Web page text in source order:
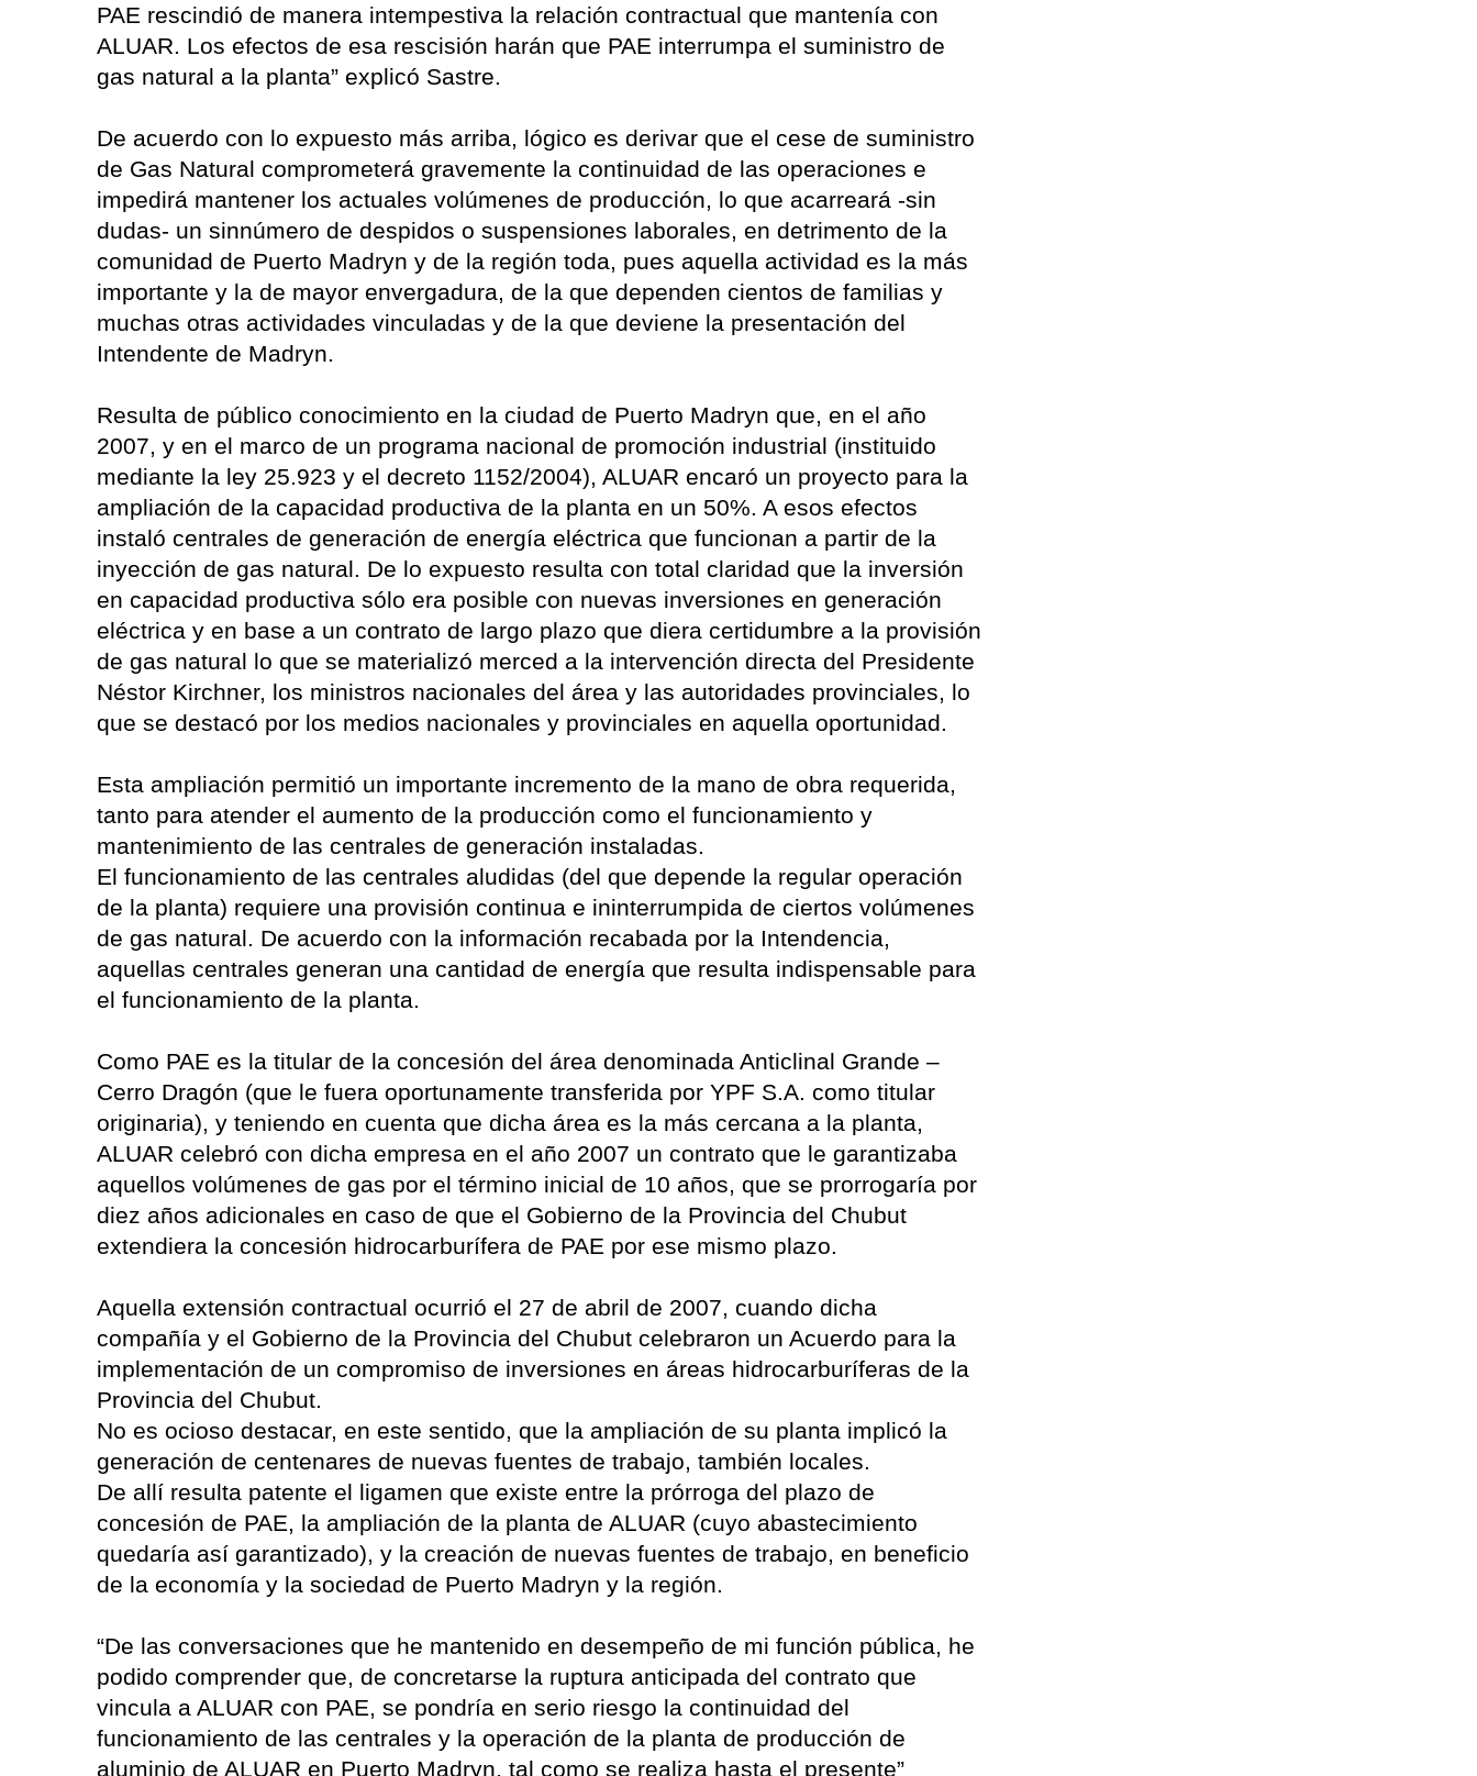
PAE rescindió de manera intempestiva la relación contractual que mantenía con
ALUAR. Los efectos de esa rescisión harán que PAE interrumpa el suministro de
gas natural a la planta” explicó Sastre.
De acuerdo con lo expuesto más arriba, lógico es derivar que el cese de suministro
de Gas Natural comprometerá gravemente la continuidad de las operaciones e
impedirá mantener los actuales volúmenes de producción, lo que acarreará -sin
dudas- un sinnúmero de despidos o suspensiones laborales, en detrimento de la
comunidad de Puerto Madryn y de la región toda, pues aquella actividad es la más
importante y la de mayor envergadura, de la que dependen cientos de familias y
muchas otras actividades vinculadas y de la que deviene la presentación del
Intendente de Madryn.
Resulta de público conocimiento en la ciudad de Puerto Madryn que, en el año
2007, y en el marco de un programa nacional de promoción industrial (instituido
mediante la ley 25.923 y el decreto 1152/2004), ALUAR encaró un proyecto para la
ampliación de la capacidad productiva de la planta en un 50%. A esos efectos
instaló centrales de generación de energía eléctrica que funcionan a partir de la
inyección de gas natural. De lo expuesto resulta con total claridad que la inversión
en capacidad productiva sólo era posible con nuevas inversiones en generación
eléctrica y en base a un contrato de largo plazo que diera certidumbre a la provisión
de gas natural lo que se materializó merced a la intervención directa del Presidente
Néstor Kirchner, los ministros nacionales del área y las autoridades provinciales, lo
que se destacó por los medios nacionales y provinciales en aquella oportunidad.
Esta ampliación permitió un importante incremento de la mano de obra requerida,
tanto para atender el aumento de la producción como el funcionamiento y
mantenimiento de las centrales de generación instaladas.
El funcionamiento de las centrales aludidas (del que depende la regular operación
de la planta) requiere una provisión continua e ininterrumpida de ciertos volúmenes
de gas natural. De acuerdo con la información recabada por la Intendencia,
aquellas centrales generan una cantidad de energía que resulta indispensable para
el funcionamiento de la planta.
Como PAE es la titular de la concesión del área denominada Anticlinal Grande –
Cerro Dragón (que le fuera oportunamente transferida por YPF S.A. como titular
originaria), y teniendo en cuenta que dicha área es la más cercana a la planta,
ALUAR celebró con dicha empresa en el año 2007 un contrato que le garantizaba
aquellos volúmenes de gas por el término inicial de 10 años, que se prorrogaría por
diez años adicionales en caso de que el Gobierno de la Provincia del Chubut
extendiera la concesión hidrocarburífera de PAE por ese mismo plazo.
Aquella extensión contractual ocurrió el 27 de abril de 2007, cuando dicha
compañía y el Gobierno de la Provincia del Chubut celebraron un Acuerdo para la
implementación de un compromiso de inversiones en áreas hidrocarburíferas de la
Provincia del Chubut.
No es ocioso destacar, en este sentido, que la ampliación de su planta implicó la
generación de centenares de nuevas fuentes de trabajo, también locales.
De allí resulta patente el ligamen que existe entre la prórroga del plazo de
concesión de PAE, la ampliación de la planta de ALUAR (cuyo abastecimiento
quedaría así garantizado), y la creación de nuevas fuentes de trabajo, en beneficio
de la economía y la sociedad de Puerto Madryn y la región.
“De las conversaciones que he mantenido en desempeño de mi función pública, he
podido comprender que, de concretarse la ruptura anticipada del contrato que
vincula a ALUAR con PAE, se pondría en serio riesgo la continuidad del
funcionamiento de las centrales y la operación de la planta de producción de
aluminio de ALUAR en Puerto Madryn, tal como se realiza hasta el presente”